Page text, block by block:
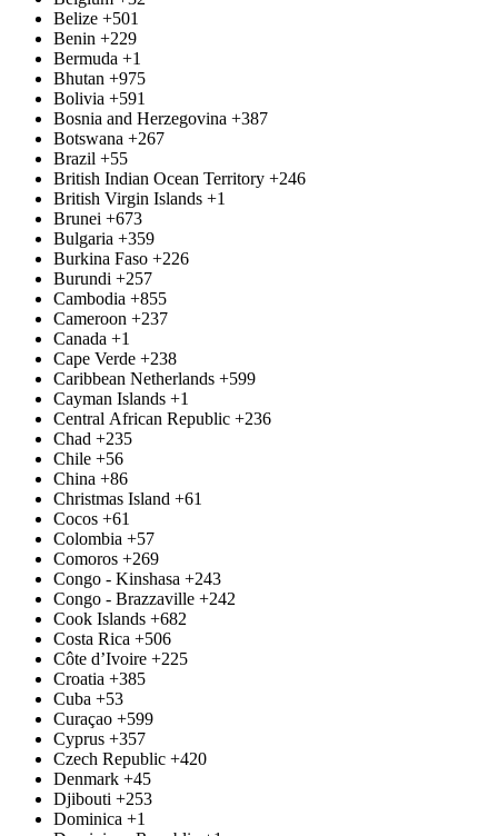
Belize +501
Benin +229
Bermuda +1
Bhutan +975
Bolivia +591
Bosnia and Herzegovina +387
Botswana +267
Brazil +55
British Indian Ocean Territory +246
British Virgin Islands +1
Brunei +673
Bulgaria +359
Burkina Faso +226
Burundi +257
Cambodia +855
Cameroon +237
Canada +1
Cape Verde +238
Caribbean Netherlands +599
Cayman Islands +1
Central African Republic +236
Chad +235
Chile +56
China +86
Christmas Island +61
Cocos +61
Colombia +57
Comoros +269
Congo - Kinshasa +243
Congo - Brazzaville +242
Cook Islands +682
Costa Rica +506
Côte d’Ivoire +225
Croatia +385
Cuba +53
Curaçao +599
Cyprus +357
Czech Republic +420
Denmark +45
Djibouti +253
Dominica +1